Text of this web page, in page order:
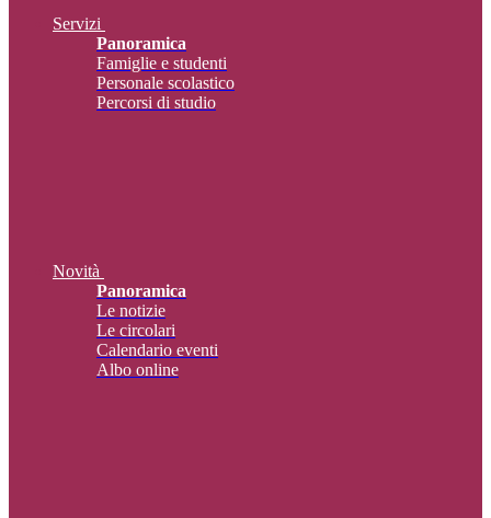
Servizi
Panoramica
Famiglie e studenti
Personale scolastico
Percorsi di studio
Novità
Panoramica
Le notizie
Le circolari
Calendario eventi
Albo online